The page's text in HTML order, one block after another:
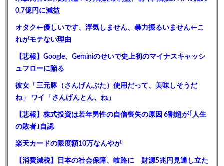
0.7億円に減益
オタク←優しいです、浮気しません、暴力振るいません←こ
れがモテない理由
【悲報】Google、Geminiのせいで史上初のマイナスキャッシ
ュフローに陥る
彼女「三元豚（さんげんぶた）使用だって、美味しそうだ
ね」 ワイ「さんげんとん、ね」
【悲報】株式投資は若年男性の自信喪失の原因 6割超が｢人生
の敗者｣自認
楽天カードの限度額10万なんやが
【消費減税】日本の社会保障、岐路に 財源5兆円見通し立た